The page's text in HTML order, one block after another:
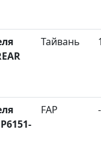
Тайвань
FAP -